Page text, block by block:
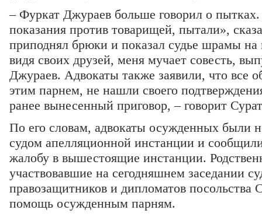
– Фуркат Джураев больше говорил о
показания против товарищей, пытали»,
приподнял брюки и показал судье шрамы на
видя своих друзей, меня мучает совесть,
Джураев. Адвокаты также заявили, что все
этим парнем, не нашли своего
ранее вынесенный приговор, – говорит
По его словам, адвокаты осужденных были
судом апелляционной инстанции и
жалобу в вышестоящие инстанции.
участвовавшие на сегодняшнем заседании
правозащитников и дипломатов
помощь осужденным парням.